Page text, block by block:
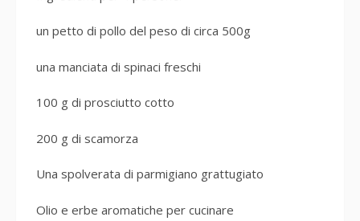
un petto di pollo del peso di circa 500g
una manciata di spinaci freschi
100 g di prosciutto cotto
200 g di scamorza
Una spolverata di parmigiano grattugiato
Olio e erbe aromatiche per cucinare